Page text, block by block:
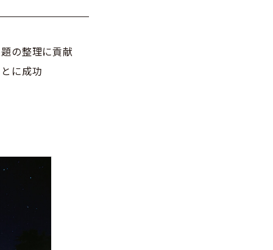
の整理に貢献
に成功